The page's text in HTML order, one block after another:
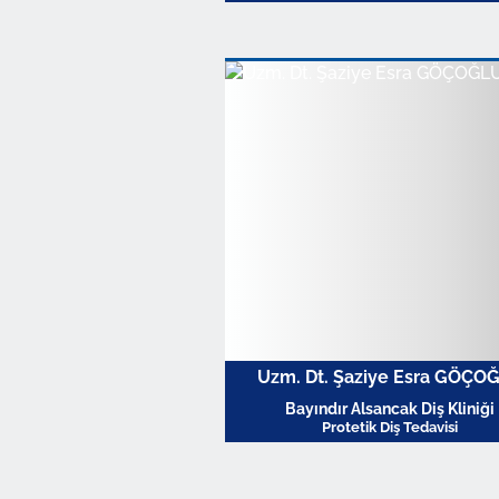
Uzm. Dt. Şaziye Esra
Bayındır Alsancak Diş Kliniği
Protetik Diş Tedavisi